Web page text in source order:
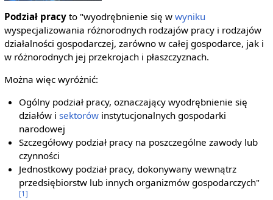
Podział pracyto "wyodrębnienie się w wyniku
wyspecjalizowania różnorodnych rodzajów pracy i rodzajów
działalności gospodarczej, zarówno w całej gospodarce, jak i
w różnorodnych jej przekrojach i płaszczyznach.
Można więc wyróżnić:
Ogólny podział pracy, oznaczający wyodrębnienie się
działów isektorów instytucjonalnych gospodarki
narodowej
Szczegółowy podział pracy na poszczególne zawody lub
czynności
Jednostkowy podział pracy, dokonywany wewnątrz
przedsiębiorstw lub innych organizmów gospodarczych"
[1]